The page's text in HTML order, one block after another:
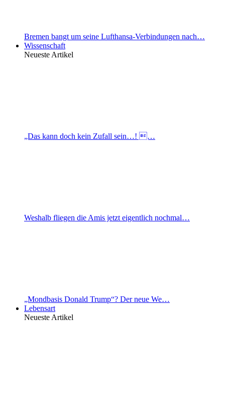
Bremen bangt um seine Lufthansa-Verbindungen nach…
Wissenschaft
Neueste Artikel
„Das kann doch kein Zufall sein…! …
Weshalb fliegen die Amis jetzt eigentlich nochmal…
„Mondbasis Donald Trump“? Der neue We…
Lebensart
Neueste Artikel